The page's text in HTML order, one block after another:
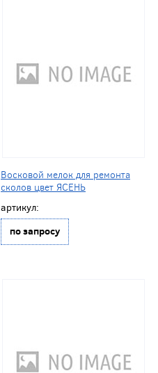
Восковой мелок для ремонта
сколов цвет ЯСЕНЬ
артикул:
по запросу